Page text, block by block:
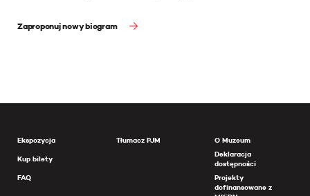
Zaproponuj nowy biogram
Ekspozycja
Kup bilety
FAQ
Tłumacz PJM
O Muzeum
Deklaracja
dostępności
Projekty
dofinansowane z